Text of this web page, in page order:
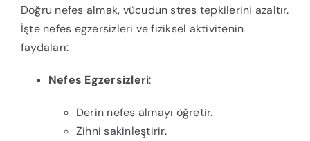
Doğru nefes almak, vücudun stres tepkilerini azaltır.
İşte nefes egzersizleri ve fiziksel aktivitenin
faydaları:
Nefes Egzersizleri:
Derin nefes almayı öğretir.
Zihni sakinleştirir.